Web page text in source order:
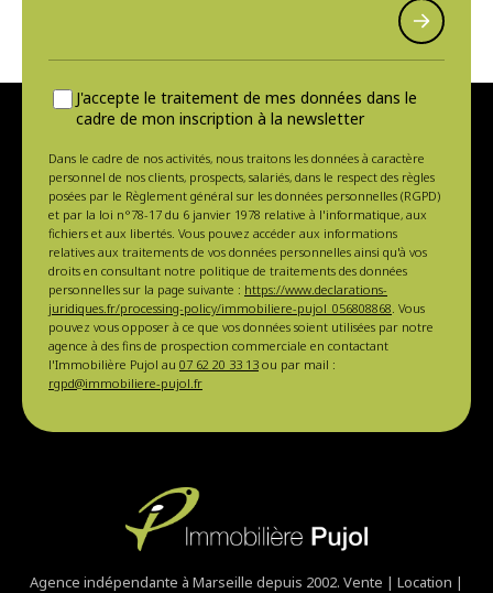
J'accepte le traitement de mes données dans le
cadre de mon inscription à la newsletter
Dans le cadre de nos activités, nous traitons les données à caractère
personnel de nos clients, prospects, salariés, dans le respect des règles
posées par le Règlement général sur les données personnelles (RGPD)
et par la loi n°78-17 du 6 janvier 1978 relative à l'informatique, aux
fichiers et aux libertés. Vous pouvez accéder aux informations
relatives aux traitements de vos données personnelles ainsi qu'à vos
droits en consultant notre politique de traitements des données
personnelles sur la page suivante : https://www.declarations-
juridiques.fr/processing-policy/immobiliere-pujol_056808868. Vous
pouvez vous opposer à ce que vos données soient utilisées par notre
agence à des fins de prospection commerciale en contactant
l'Immobilière Pujol au 07 62 20 33 13 ou par mail :
rgpd@immobiliere-pujol.fr
Agence indépendante à Marseille depuis 2002. Vente | Location |